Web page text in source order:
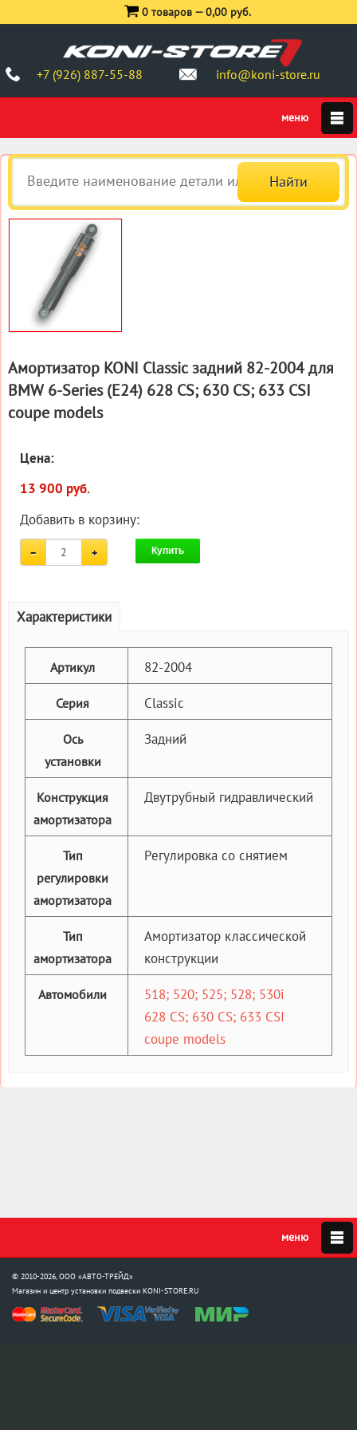
+7 (926) 887-55-88 info@koni-store.ru
0 товаров —0,00 руб.
Амортизатор KONI Classic задний 82-2004 для
BMW 6-Series (E24) 628 CS; 630 CS; 633 CSI
coupe models
Цена:
13 900 руб.
Добавить в корзину:
Купить
Характеристики
Артикул 82-2004
Серия Classic
Ось
установки
Задний
Конструкция
амортизатора
Двутрубный гидравлический
Тип
регулировки
амортизатора
Регулировка со снятием
Тип
амортизатора
Амортизатор классической
конструкции
Автомобили
518; 520; 525; 528; 530i
628 CS; 630 CS; 633 CSI
coupe models
© 2010-2026, ООО «АВТО-ТРЕЙД»
Магазин и центр установки подвески KONI-STORE.RU